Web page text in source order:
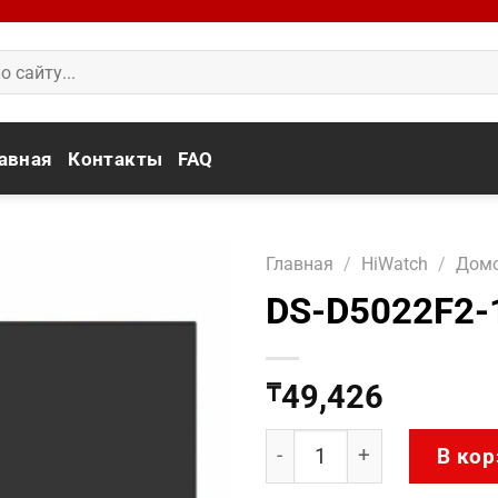
Контакты FAQ
Главная / HiWatch /
DS-
₸49,426
Количество товара DS-
В